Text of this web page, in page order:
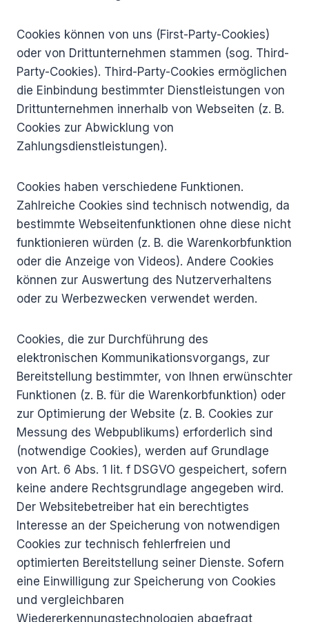
Cookies können von uns (First-Party-Cookies)
oder von Drittunternehmen stammen (sog. Third-
Party-Cookies). Third-Party-Cookies ermöglichen
die Einbindung bestimmter Dienstleistungen von
Drittunternehmen innerhalb von Webseiten (z. B.
Cookies zur Abwicklung von
Zahlungsdienstleistungen).
Cookies haben verschiedene Funktionen.
Zahlreiche Cookies sind technisch notwendig, da
bestimmte Webseitenfunktionen ohne diese nicht
funktionieren würden (z. B. die Warenkorbfunktion
oder die Anzeige von Videos). Andere Cookies
können zur Auswertung des Nutzerverhaltens
oder zu Werbezwecken verwendet werden.
Cookies, die zur Durchführung des
elektronischen Kommunikationsvorgangs, zur
Bereitstellung bestimmter, von Ihnen erwünschter
Funktionen (z. B. für die Warenkorbfunktion) oder
zur Optimierung der Website (z. B. Cookies zur
Messung des Webpublikums) erforderlich sind
(notwendige Cookies), werden auf Grundlage
von Art. 6 Abs. 1 lit. f DSGVO gespeichert, sofern
keine andere Rechtsgrundlage angegeben wird.
Der Websitebetreiber hat ein berechtigtes
Interesse an der Speicherung von notwendigen
Cookies zur technisch fehlerfreien und
optimierten Bereitstellung seiner Dienste. Sofern
eine Einwilligung zur Speicherung von Cookies
und vergleichbaren
Wiedererkennungstechnologien abgefragt